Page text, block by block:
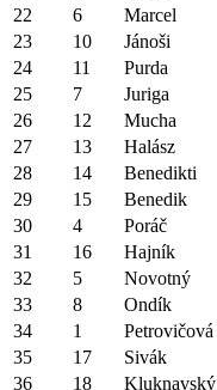
22
6 Marcel
23
10 Jánoši
24
11 Purda
25
7 Juriga
26
12 Mucha
27
13 Halász
28
14 Benedikti
29
15 Benedik
30
4 Poráč
31
16 Hajník
32
5 Novotný
33
8 Ondík
34
1 Petrovičová
35
17 Sivák
36
18 Kluknavský